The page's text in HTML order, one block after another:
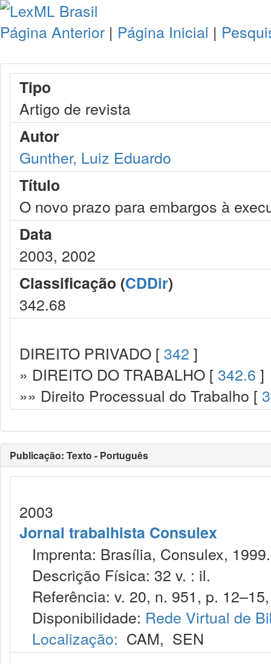
Página Anterior | Página Inicial |
Tipo
Artigo de revista
Autor
Gunther, Luiz Eduardo
Título
O novo prazo para embargos à
Data
2003, 2002
Classificação (CDDir)
342.68
DIREITO PRIVADO [ 342 ]
» DIREITO DO TRABALHO [ 342.6 ]
»» Direito Processual do Trabalho [
Publicação: Texto - Português
2003
Jornal trabalhista Consulex
Imprenta: Brasília, Consulex, 1999.
Descrição Física: 32 v. : il.
Referência: v. 20, n. 951, p.
Disponibilidade: Rede Virtual de
Localização: CAM, SEN